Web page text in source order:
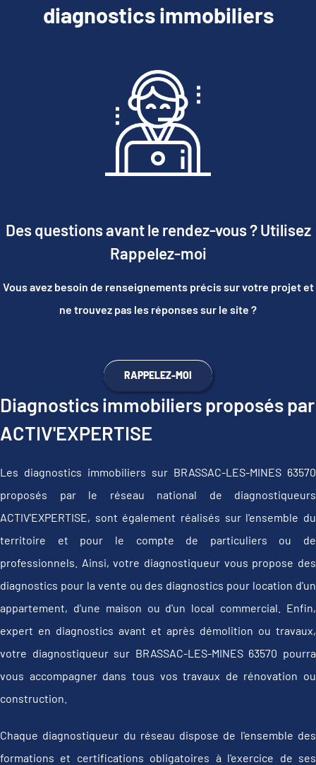
diagnostics immobiliers
Des questions avant le rendez-vous ? Utilisez
Rappelez-moi
Vous avez besoin de renseignements précis sur votre projet et
ne trouvez pas les réponses sur le site ?
RAPPELEZ-MOI
Diagnostics immobiliers proposés par
ACTIV'EXPERTISE
Les diagnostics immobiliers sur BRASSAC-LES-MINES 63570
proposés par le réseau national de diagnostiqueurs
ACTIV'EXPERTISE, sont également réalisés sur l'ensemble du
territoire et pour le compte de particuliers ou de
professionnels. Ainsi, votre diagnostiqueur vous propose des
diagnostics pour la vente ou des diagnostics pour location d'un
appartement, d'une maison ou d'un local commercial. Enfin,
expert en diagnostics avant et après démolition ou travaux,
votre diagnostiqueur sur BRASSAC-LES-MINES 63570 pourra
vous accompagner dans tous vos travaux de rénovation ou
construction.
Chaque diagnostiqueur du réseau dispose de l'ensemble des
formations et certifications obligatoires à l'exercice de ses